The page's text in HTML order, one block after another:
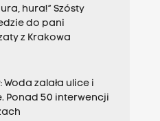
hura!” Szósty
do pani
z Krakowa
Woda zalała ulice i
Ponad 50 interwencji